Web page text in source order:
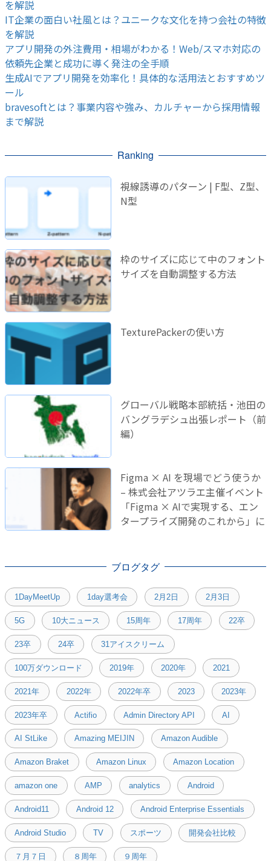
を解説
IT企業の面白い社風とは？ユニークな文化を持つ会社の特徴
を解説
アプリ開発の外注費用・相場がわかる！Web/スマホ対応の
依頼先企業と成功に導く発注の全手順
生成AIでアプリ開発を効率化！具体的な活用法とおすすめツ
ール
bravesoftとは？事業内容や強み、カルチャーから採用情報
まで解説
Ranking
視線誘導のパターン | F型、Z型、
N型
枠のサイズに応じて中のフォント
サイズを自動調整する方法
TexturePackerの使い方
グローバル戦略本部統括・池田の
バングラデシュ出張レポート（前
編）
Figma × AI を現場でどう使うか
– 株式会社アツラエ主催イベント
「Figma × AIで実現する、エン
タープライズ開発のこれから」に
ブログタグ
1DayMeetUp 1day選考会 2月2日 2月3日
5G 10大ニュース 15周年 17周年 22卒
23卒 24卒 31アイスクリーム
100万ダウンロード 2019年 2020年 2021
2021年 2022年 2022年卒 2023 2023年
2023年卒 Actifio Admin Directory API AI
AI StLike Amazing MEIJIN Amazon Audible
Amazon Braket Amazon Linux Amazon Location
amazon one AMP analytics Android
Android11 Android 12 Android Enterprise Essentials
Android Studio TV スポーツ 開発会社比較
７月７日 ８周年 ９周年